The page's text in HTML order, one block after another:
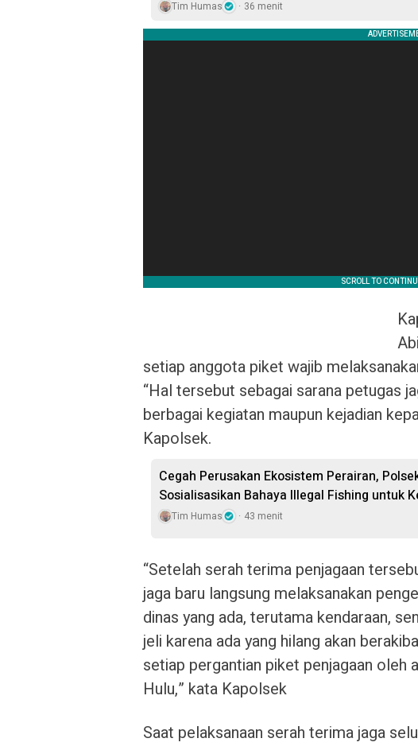
Tim Humas 36 menit
setiap anggota piket wajib
“Hal tersebut sebagai sarana petugas
berbagai kegiatan maupun kejadian
Kapolsek.
Cegah Perusakan Ekosistem Perairan,
Sosialisasikan Bahaya Illegal Fishing untuk
Tim Humas 43 menit
“Setelah serah terima penjagaan
jaga baru langsung melaksanakan
dinas yang ada, terutama kendaraan,
jeli karena ada yang hilang akan
setiap pergantian piket penjagaan oleh
Hulu,” kata Kapolsek
Saat pelaksanaan serah terima jaga